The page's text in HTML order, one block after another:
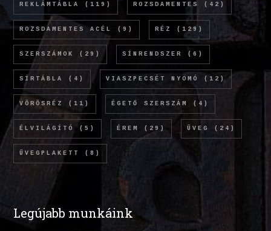
REKLÁMTÁBLA (119) ROZSDAMENTES (42)
ROZSDAMENTES ACÉL (9) RÉZ (129)
SZERSZÁMOK (29) SÍNRENDSZER (6)
SÍRTÁBLA (4) VIASZPECSÉT NYOMÓ (12)
VÖRÖSRÉZ (11) ÉGETŐ SZERSZÁM (4)
ÉLVILÁGÍTÓ (5) ÉREM (29) ÜVEG (24)
ÜVEGPLAKETT (8)
Legújabb munkáink